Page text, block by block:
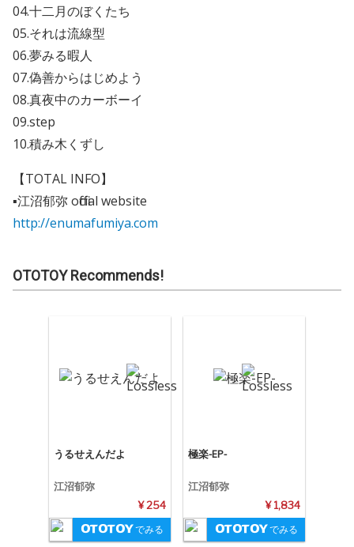
04.十二月のぼくたち
05.それは流線型
06.夢みる暇人
07.偽善からはじめよう
08.真夜中のカーボーイ
09.step
10.積み木くずし
【TOTAL INFO】
▪︎江沼郁弥 official website
http://enumafumiya.com
OTOTOY Recommends!
うるせえんだよ
江沼郁弥
¥ 254
でみる
極楽-EP-
江沼郁弥
¥ 1,834
でみる